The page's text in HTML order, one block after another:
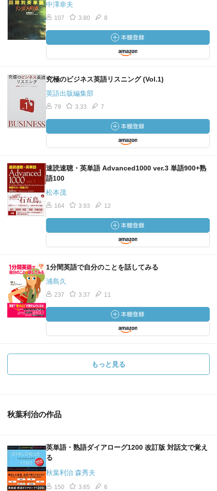
中澤幸夫
107 3.80 8
究極のビジネス英語リスニング (Vol.1)
英語出版編集部
79 3.33 7
速読速聴・英単語 Advanced1000 ver.3 単語900+熟
語100
松本茂
164 3.93 12
1分間英語で自分のことを話してみる
浦島久
237 3.37 11
もっと見る
秋葉利治の作品
英単語・熟語ダイアローグ1200 改訂版 対話文で覚え
る
秋葉利治 森秀夫
150 3.65 6